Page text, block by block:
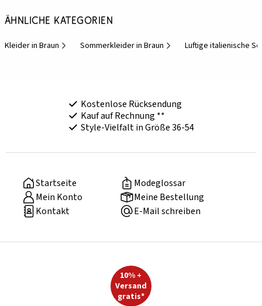
Ähnliche Kategorien
Kleider in Braun Sommerkleider in Braun Luftige italienische
Kostenlose Rücksendung
Kauf auf Rechnung **
Style-Vielfalt in Größe 36-54
Startseite
Modeglossar
Mein Konto
Meine Bestellung
Kontakt
E-Mail schreiben
10% +
Versand
gratis*